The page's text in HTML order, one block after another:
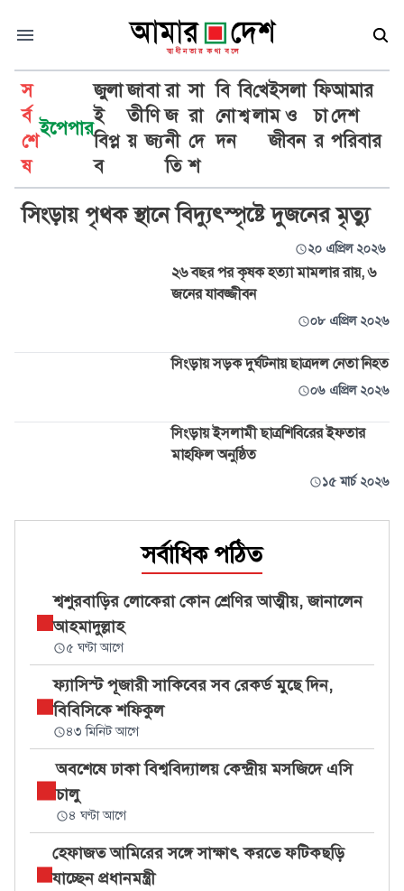
স
র্ব
শে
ষ
ইপেপার
জুলা
ই
বিপ্ল
ব
জা
তী
য়
বা
ণি
জ্য
রা
জ
নী
তি
সা
রা
দে
শ
বি
নো
দন
বি
শ্ব
খে
লা
ইসলা
ম ও
জীবন
ফি
চা
র
আমার
দেশ
পরিবার
সিংড়া
সিংড়ায় পৃথক স্থানে বিদ্যুৎস্পৃষ্টে দুজনের মৃত্যু
২০ এপ্রিল ২০২৬
২৬ বছর পর কৃষক হত্যা মামলার রায়, ৬
জনের যাবজ্জীবন
০৮ এপ্রিল ২০২৬
সিংড়ায় সড়ক দুর্ঘটনায় ছাত্রদল নেতা নিহত
০৬ এপ্রিল ২০২৬
সিংড়ায় ইসলামী ছাত্রশিবিরের ইফতার
মাহফিল অনুষ্ঠিত
১৫ মার্চ ২০২৬
সর্বাধিক পঠিত
শ্বশুরবাড়ির লোকেরা কোন শ্রেণির আত্মীয়, জানালেন
আহমাদুল্লাহ
৫ ঘণ্টা আগে
ফ্যাসিস্ট পূজারী সাকিবের সব রেকর্ড মুছে দিন,
বিবিসিকে শফিকুল
৪৩ মিনিট আগে
অবশেষে ঢাকা বিশ্ববিদ্যালয় কেন্দ্রীয় মসজিদে এসি
চালু
৪ ঘণ্টা আগে
হেফাজত আমিরের সঙ্গে সাক্ষাৎ করতে ফটিকছড়ি
যাচ্ছেন প্রধানমন্ত্রী